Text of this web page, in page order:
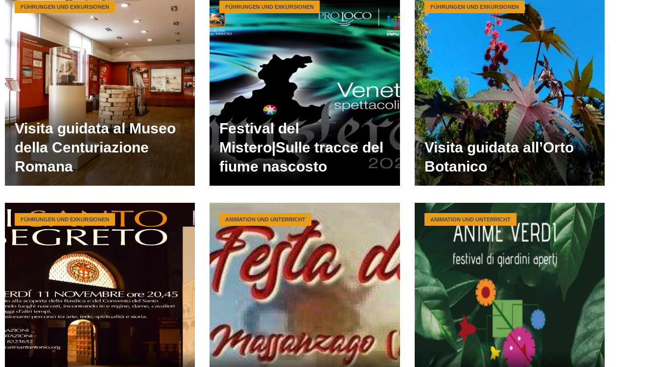
Visita guidata al Museo
della Centuriazione
Romana
FÜHRUNGEN UND EXKURSIONEN
Festival del
Mistero|Sulle tracce del
fiume nascosto
FÜHRUNGEN UND EXKURSIONEN
Visita guidata all’Orto
Botanico
FÜHRUNGEN UND EXKURSIONEN
FÜHRUNGEN UND EXKURSIONEN ANIMATION UND UNTERRICHT ANIMATION UND UNTERRICHT